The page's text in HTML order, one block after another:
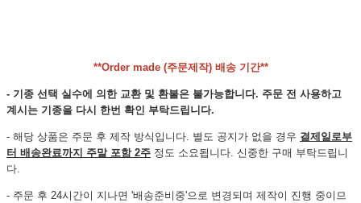
**Order made (주문제작) 배송 기간**
- 기종 선택 실수에 의한 교환 및 환불은 불가능합니다. 주문 전 사용하고
계시는 기종을 다시 한번 확인 부탁드립니다.
- 해당 상품은 주문 후 제작 방식입니다. 별도 공지가 없을 경우 결제일로부
터 배송완료까지 주말 포함 2주 정도 소요됩니다. 신중한 구매 부탁드립니
다.
- 주문 후 24시간이 지나면 '배송준비중'으로 변경되며 제작이 진행 중이므